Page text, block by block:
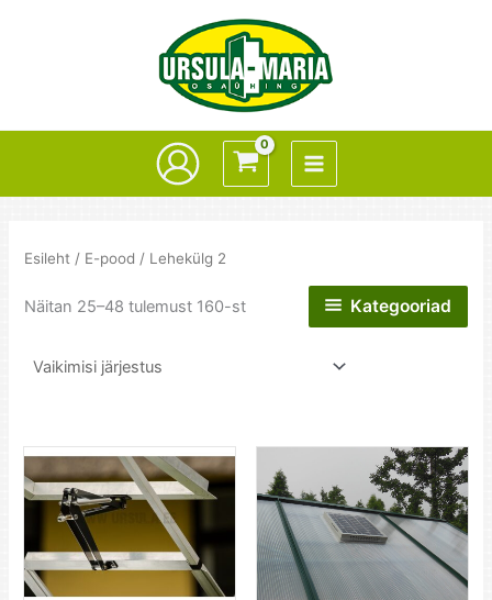
Esileht / E-pood / Lehekülg 2
Näitan 25–48 tulemust 160-st Kategooriad